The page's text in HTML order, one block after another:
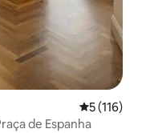
5 (116)
de Espanha